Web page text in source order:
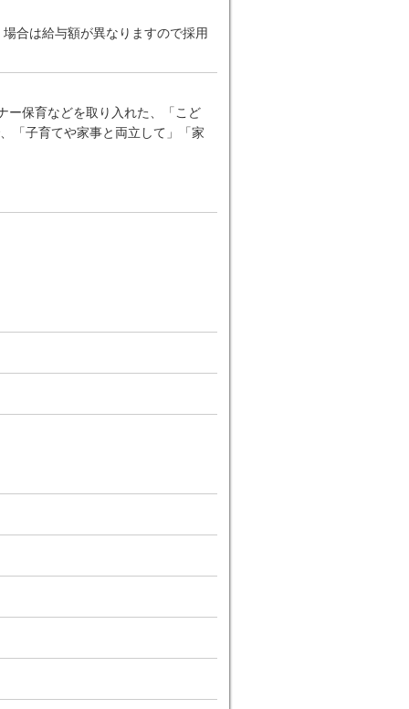
合は給与額が異なりますので採用
ー保育などを取り入れた、「こど
「子育てや家事と両立して」「家